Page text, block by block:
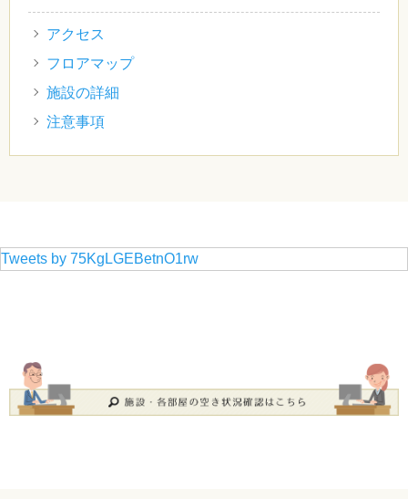
アクセス
フロアマップ
施設の詳細
注意事項
Tweets by 75KgLGEBetnO1rw